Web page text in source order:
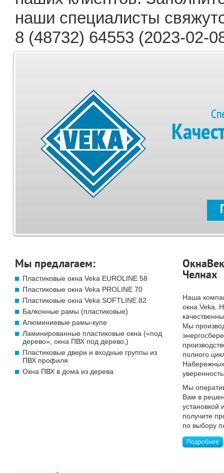
наши специалисты
8 (48732) 64553 (2023-02-
Мы предлагаем:
Пластиковые окна Veka EUROLINE 58
Пластиковые окна Veka PROLINE 70
Пластиковые окна Veka SOFTLINE 82
Балконные рамы (пластиковые)
Алюминиевые рамы-купе
Ламинированные пластиковые окна («под
дерево», окна ПВХ под дерево,)
Пластиковые двери и входные группы из
ПВХ профиля
Окна ПВХ в дома из дерева
Челнах
Наша
окна Veka.
Мы
полного
Мы
Вам в
установкой
получите
по выбору
Подробнее